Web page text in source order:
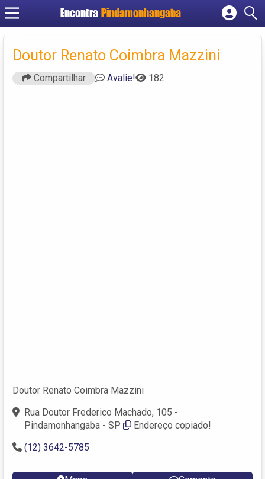
Encontra Pindamonhangaba
Cadastrar empresa
Criar conta
Doutor Renato Coimbra Mazzini
Compartilhar Avalie! 182
Doutor Renato Coimbra Mazzini
Rua Doutor Frederico Machado, 105 -
Pindamonhangaba - SP
Endereço copiado!
(12) 3642-5785